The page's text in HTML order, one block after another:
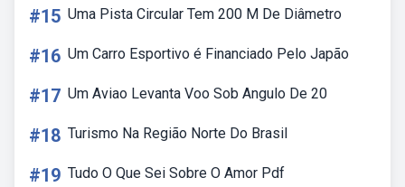
#15 Uma Pista Circular Tem 200 M De Diâmetro
#16 Um Carro Esportivo é Financiado Pelo Japão
#17 Um Aviao Levanta Voo Sob Angulo De 20
#18 Turismo Na Região Norte Do Brasil
#19 Tudo O Que Sei Sobre O Amor Pdf